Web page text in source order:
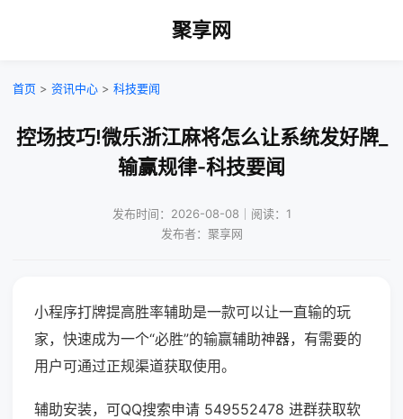
聚享网
首页 > 资讯中心 > 科技要闻
控场技巧!微乐浙江麻将怎么让系统发好牌_
输赢规律-科技要闻
发布时间：2026-08-08｜阅读：1
发布者：聚享网
小程序打牌提高胜率辅助是一款可以让一直输的玩
家，快速成为一个“必胜”的输赢辅助神器，有需要的
用户可通过正规渠道获取使用。
辅助安装，可QQ搜索申请 549552478 进群获取软